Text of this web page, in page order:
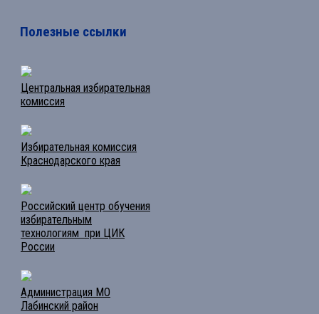
Полезные ссылки
Центральная избирательная
комиссия
Избирательная комиссия
Краснодарского края
Российский центр обучения
избирательным
технологиям при ЦИК
России
Администрация МО
Лабинский район